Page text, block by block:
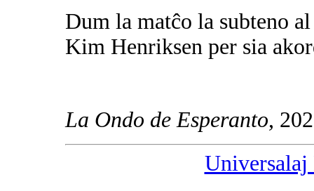
Dum la matĉo la subteno
Kim Henriksen per sia
La Ondo de Esperanto,
Universalaj